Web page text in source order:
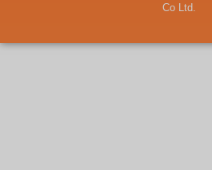
Co Ltd.